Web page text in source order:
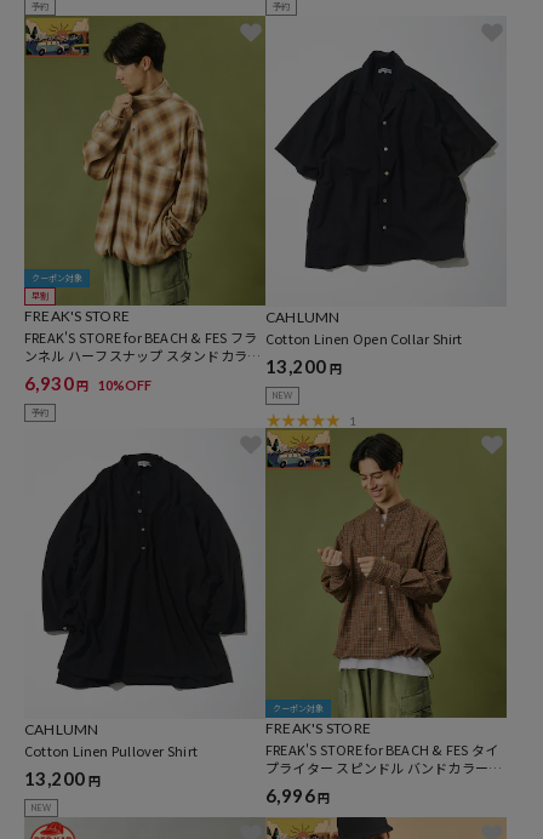
予約 予約
クーポン対象
早割
FREAK'S STORE
FREAK'S STORE for BEACH & FES フラ
ンネル ハーフスナップ スタンドカラー
POシャツ
6,930円 10%OFF
予約
CAHLUMN
Cotton Linen Open Collar Shirt
13,200 円
NEW
1
CAHLUMN
Cotton Linen Pullover Shirt
13,200 円
NEW
クーポン対象
FREAK'S STORE
FREAK'S STORE for BEACH & FES タイ
プライター スピンドル バンドカラーシ
ャツ
6,996円